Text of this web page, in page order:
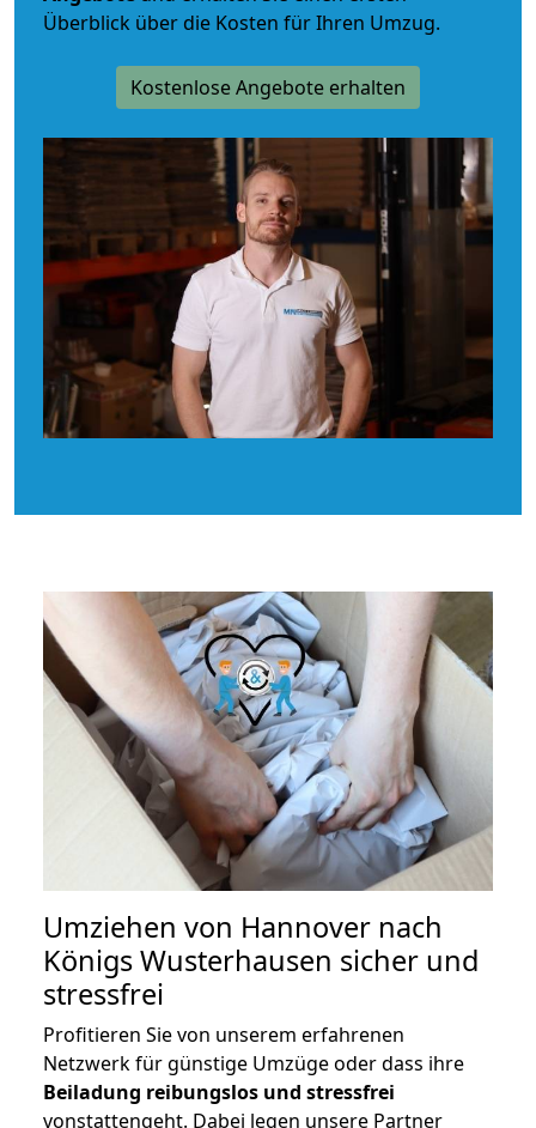
Überblick über die Kosten für Ihren Umzug.
Kostenlose Angebote erhalten
Umziehen von Hannover nach
Königs Wusterhausen sicher und
stressfrei
Profitieren Sie von unserem erfahrenen
Netzwerk für günstige Umzüge oder dass ihre
Beiladung reibungslos und stressfrei
vonstattengeht. Dabei legen unsere Partner